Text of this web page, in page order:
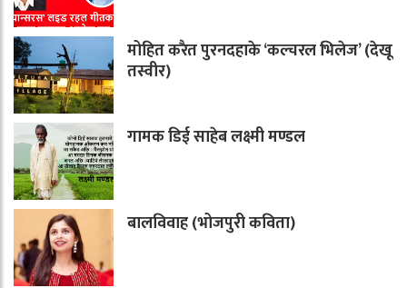
मोहित करैत पुरनदहाके ‘कल्चरल भिलेज’ (देखू
तस्वीर)
गामक डिई साहेब लक्ष्मी मण्डल
बालविवाह (भोजपुरी कविता)